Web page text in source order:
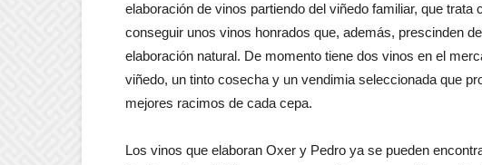
elaboración de vinos partiendo del viñedo familiar, que trata
conseguir unos vinos honrados que, además, prescinden
elaboración natural. De momento tiene dos vinos en el
viñedo, un tinto cosecha y un vendimia seleccionada que
mejores racimos de cada cepa.
Los vinos que elaboran Oxer y Pedro ya se pueden